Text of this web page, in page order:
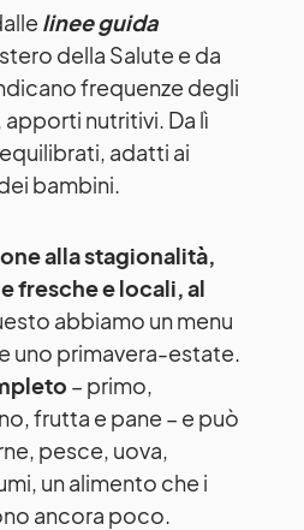
linee guida
della Salute e da
frequenze degli
nutritivi. Da lì
adatti ai
bambini.
alla stagionalità,
fresche e locali, al
abbiamo un menu
uno primavera-estate.
– primo,
frutta e pane – e può
pesce, uova,
un alimento che i
ancora poco.